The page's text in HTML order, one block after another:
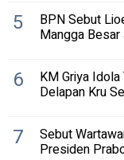
5 BPN Sebut
Mangga
6 KM Griya
Delapan Kru
7 Sebut
Presiden